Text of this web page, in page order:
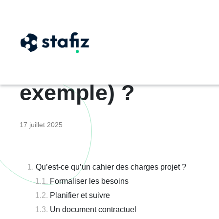
Comment rédiger
exemple) ?
17 juillet 2025
Qu’est-ce qu’un cahier des charges projet ?
Formaliser les besoins
Planifier et suivre
Un document contractuel